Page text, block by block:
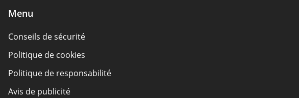
Menu
Conseils de sécurité
Politique de cookies
Politique de responsabilité
Avis de publicité